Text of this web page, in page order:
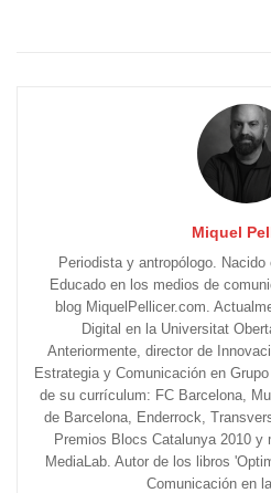
Miquel
Periodista y antropólogo. Nacido
Educado en los medios de
blog MiquelPellicer.com.
Digital en la Universitat
Anteriormente, director de
Estrategia y Comunicación en
de su currículum: FC Barcelona,
de Barcelona, Enderrock,
Premios Blocs Catalunya 2010 y
MediaLab. Autor de los libros
Comunicación en